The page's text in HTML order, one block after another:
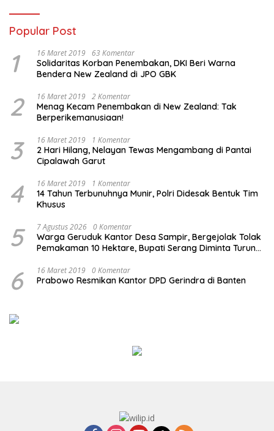
Popular Post
1 16 Maret 2019 63 Komentar
Solidaritas Korban Penembakan, DKI Beri Warna
Bendera New Zealand di JPO GBK
2 16 Maret 2019 2 Komentar
Menag Kecam Penembakan di New Zealand: Tak
Berperikemanusiaan!
3 16 Maret 2019 1 Komentar
2 Hari Hilang, Nelayan Tewas Mengambang di Pantai
Cipalawah Garut
4 16 Maret 2019 1 Komentar
14 Tahun Terbunuhnya Munir, Polri Didesak Bentuk Tim
Khusus
5 7 Agustus 2026 0 Komentar
Warga Geruduk Kantor Desa Sampir, Bergejolak Tolak
Pemakaman 10 Hektare, Bupati Serang Diminta Turun
6 16 Maret 2019 0 Komentar
Prabowo Resmikan Kantor DPD Gerindra di Banten